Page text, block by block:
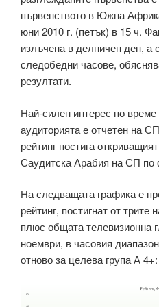
първенството в Южна
юни 2010 г. (петък) в 15 ч.
излъчена в делничен ден, а
следобедни часове,
резултати.
Най-силен интерес по време
аудиторията е отчетен на
рейтинг постига
Саудитска Арабия на СП по
На следващата графика е
рейтинг, постигнат от трите
плюс общата телевизионна
ноември, в часовия
отново за целева група А 4+: